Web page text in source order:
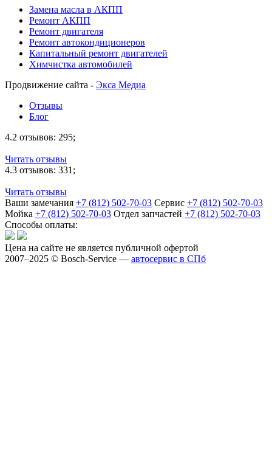
Замена масла в АКПП
Ремонт АКПП
Ремонт двигателя
Ремонт автокондиционеров
Капитальный ремонт двигателей
Химчистка автомобилей
Продвижение сайта - Экса Медиа
Отзывы
Блог
4.2 отзывов: 295;
Читать отзывы
4.3 отзывов: 331;
Читать отзывы
Ваши замечания +7 (812) 502-70-03 Сервис +7 (812) 502-70-03
Мойка +7 (812) 502-70-03 Отдел запчастей +7 (812) 502-70-03
Способы оплаты:
Цена на сайте не является публичной офертой
2007–2025 © Bosch-Service — автосервис в СПб